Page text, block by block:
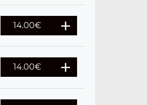
14.00€
14.00€